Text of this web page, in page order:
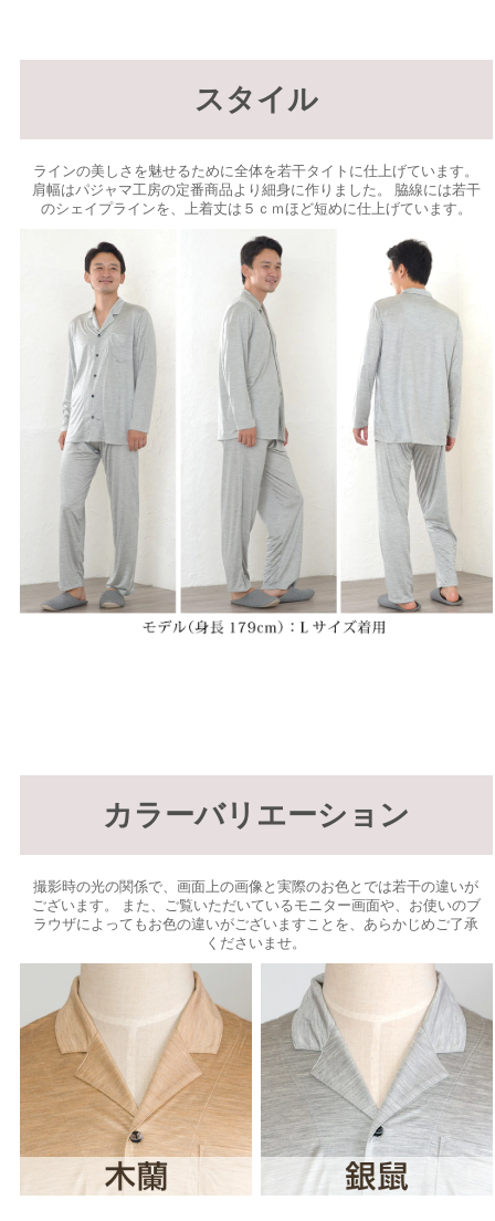
スタイル
ラインの美しさを魅せるために全体を若干タイトに仕上げています。
肩幅はパジャマ工房の定番商品より細身に作りました。 脇線には若干
のシェイプラインを、上着丈は５ｃｍほど短めに仕上げています。
カラーバリエーション
撮影時の光の関係で、画面上の画像と実際のお色とでは若干の違いが
ございます。 また、ご覧いただいているモニター画面や、お使いのブ
ラウザによってもお色の違いがございますことを、あらかじめご了承
くださいませ。